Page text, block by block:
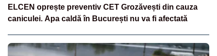
ELCEN oprește preventiv CET Grozăvești din cauza
caniculei. Apa caldă în București nu va fi afectată